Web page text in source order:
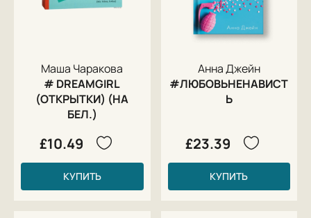
Маша Чаракова
# DREAMGIRL
(ОТКРЫТКИ) (НА
БЕЛ.)
£10.49
КУПИТЬ
Анна Джейн
#ЛЮБОВЬНЕНАВИСТ
Ь
£23.39
КУПИТЬ